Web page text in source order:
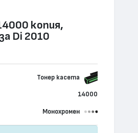
копия,
Di 2010
Тонер касета
14000
Монохромен